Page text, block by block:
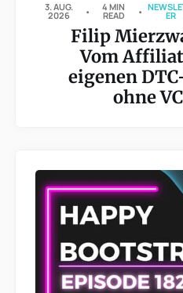
3. AUG.
2026
4 MIN
READ ER
Filip
Vom
eigenen
ohne